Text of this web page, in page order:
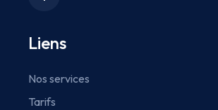
Liens
Nos services
Tarifs